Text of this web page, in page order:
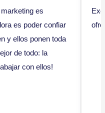
es
es poder confiar
y ellos ponen toda
de todo: la
con ellos!